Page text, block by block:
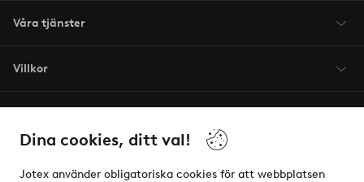
Dina cookies, ditt val!
Jotex använder obligatoriska cookies för att webbplatsen
Våra tjänster
Villkor